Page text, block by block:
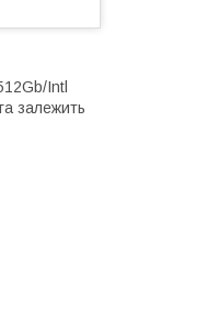
Intl
залежить